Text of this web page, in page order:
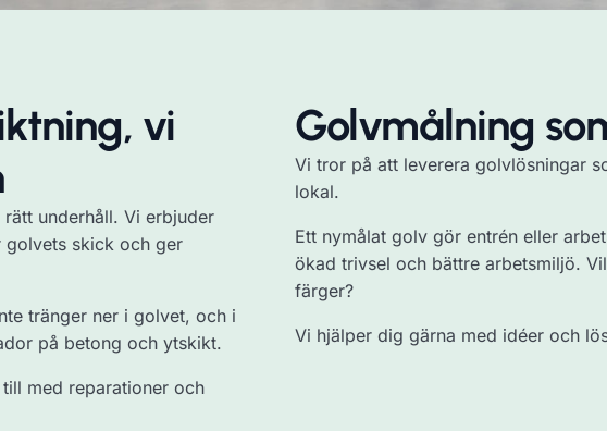
vi
underhåll. Vi erbjuder
skick och ger
tränger ner i golvet, och i
på betong och ytskikt.
med reparationer och
Golvmålning
Vi tror på att leverera golvlösningar
lokal.
Ett nymålat golv gör entrén eller
ökad trivsel och bättre arbetsmiljö.
färger?
Vi hjälper dig gärna med idéer och